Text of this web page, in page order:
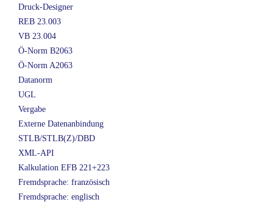
Druck-Designer
REB 23.003
VB 23.004
Ö-Norm B2063
Ö-Norm A2063
Datanorm
UGL
Vergabe
Externe Datenanbindung
STLB/STLB(Z)/DBD
XML-API
Kalkulation EFB 221+223
Fremdsprache: französisch
Fremdsprache: englisch